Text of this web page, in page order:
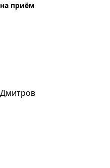
на приём
Дмитров